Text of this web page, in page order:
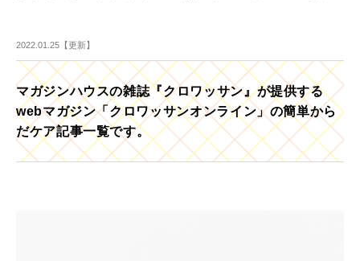
2022.01.25【更新】
マガジンハウスの雑誌『クロワッサン』が提供する
webマガジン「クロワッサンオンライン」の簡単から
だケア記事一覧です。